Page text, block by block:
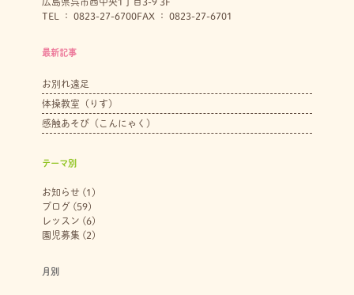
TEL ： 0823-27-6700FAX ： 0823-27-6701
最新記事
お別れ遠足
体操教室（りす）
感触あそび（こんにゃく）
テーマ別
お知らせ(1)
ブログ (59)
レッスン (6)
園児募集 (2)
月別